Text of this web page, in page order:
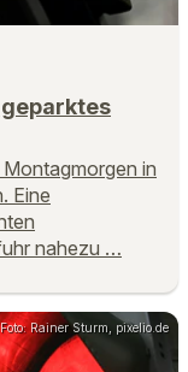
in
Eine
nahezu …
Foto: Rainer Sturm, pixelio.de